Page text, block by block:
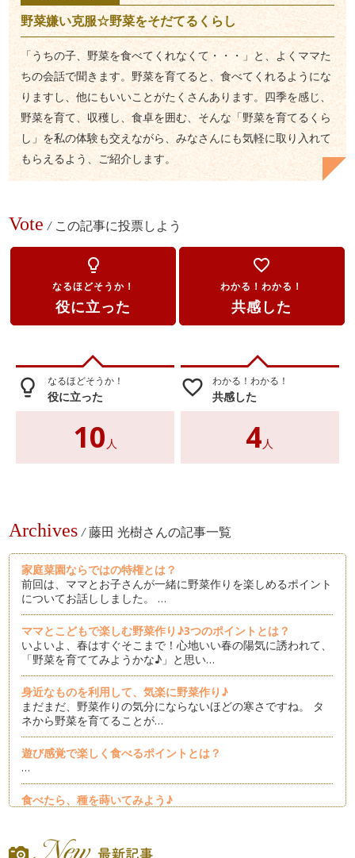
野菜嫌い克服☆野菜をそだてるくらし
「うちの子、野菜を食べてくれなくて・・・」と、よくママた
ちの会話で聞きます。野菜を育てると、食べてくれるようにな
りますし、他にもいいことがたくさんあります。四季を感じ、
野菜を育て、収穫し、食卓を囲む、そんな「野菜を育てるくら
し」を私の体験も交えながら、みなさんにも気軽に取り入れて
もらえるよう、ご紹介します。
Vote / この記事に投票しよう
lightbulb_outline
なるほどそうか！
役に立った
favorite_border
わかる！わかる！
共感した
lightbulb_outline なるほどそうか！
役に立った
10 人
favorite_border わかる！わかる！
共感した
4人
Archives / 藤田 光樹さんの記事一覧
家庭菜園ならではの特権とは？
前回は、ママとお子さんが一緒に野菜作りを楽しめるポイント
についてお話ししました。 …
ママとこどもで楽しむ野菜作り♪3つのポイントとは？
いよいよ、春はすぐそこまで！心地いい春の陽気に誘われて、
「野菜を育ててみようかな♪」と思い…
身近なものを利用して、気楽に野菜作り♪
まだまだ、野菜作りの気分にならないほどの寒さですね。 タ
ネから野菜を育てることが…
遊び感覚で楽しく食べるポイントとは？
…
食べたら、種を蒔いてみよう♪
カップでお手軽・簡単！カイワレダイコンを育ててみよう